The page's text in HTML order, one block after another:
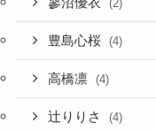
蓼沼優衣 (2)
豊島心桜 (4)
高橋凛 (4)
辻りりさ (4)